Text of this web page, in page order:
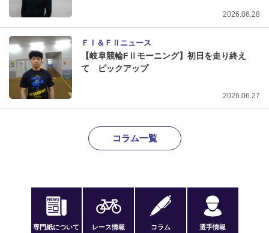
2026.06.28
ＦⅠ＆ＦⅡニュース
【岐阜競輪FⅡモーニング】初日を走り終え
て ピックアップ
2026.06.27
コラム一覧
専門紙について レース情報 コラム 選手情報